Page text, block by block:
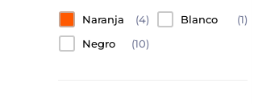
Naranja (4) Blanco
(1)
Negro
(10)